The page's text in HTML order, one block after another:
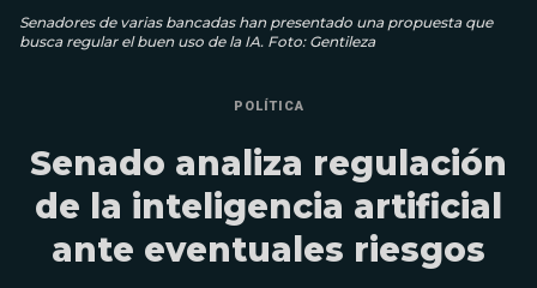
Senadores de varias bancadas han presentado una propuesta que
busca regular el buen uso de la IA. Foto: Gentileza
POLÍTICA
Senado analiza regulación
de la inteligencia artificial
ante eventuales riesgos